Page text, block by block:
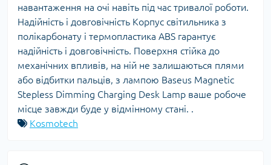
навантаження на очі навіть під час тривалої роботи.
Надійність і довговічність Корпус світильника з
полікарбонату і термопластика ABS гарантує
надійність і довговічність. Поверхня стійка до
механічних впливів, на ній не залишаються плями
або відбитки пальців, з лампою Baseus Magnetic
Stepless Dimming Charging Desk Lamp ваше робоче
місце завжди буде у відмінному стані. .
Kosmotech